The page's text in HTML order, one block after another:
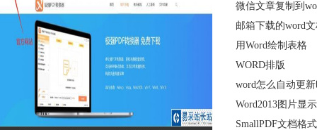
微信文章复制到
邮箱下载的word
用Word绘制表格
WORD排版
word怎么自动更
Word2013图片显
SmallPDF文档格